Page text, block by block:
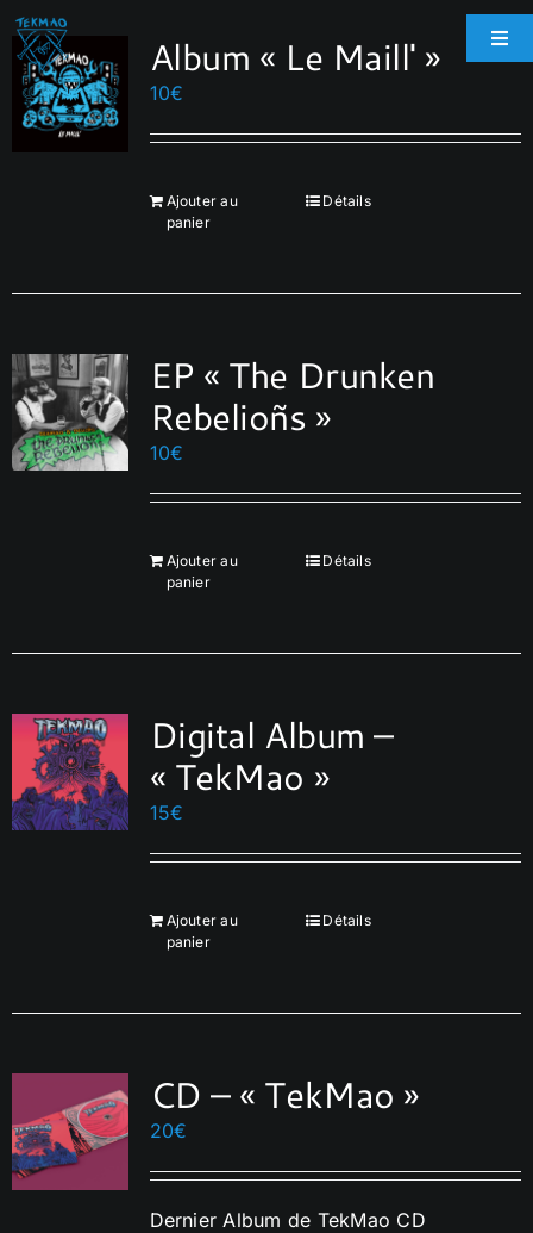
Passer
au
contenu
Boutique
Espace Pro
Contact
Album « Le Maill' »
10€
Ajouter au
panier
Détails
EP « The Drunken
Rebelioñs »
10€
Ajouter au
panier
Détails
Digital Album –
« TekMao »
15€
Ajouter au
panier
Détails
CD – « TekMao »
20€
Dernier Album de TekMao CD